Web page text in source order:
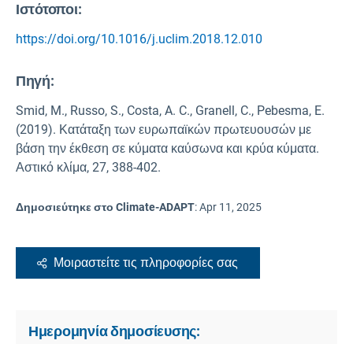
Ιστότοποι:
https://doi.org/10.1016/j.uclim.2018.12.010
Πηγή:
Smid, M., Russo, S., Costa, A. C., Granell, C., Pebesma, E.
(2019). Κατάταξη των ευρωπαϊκών πρωτευουσών με
βάση την έκθεση σε κύματα καύσωνα και κρύα κύματα.
Αστικό κλίμα, 27, 388-402.
Δημοσιεύτηκε στο Climate-ADAPT:Apr 11, 2025
Μοιραστείτε τις πληροφορίες σας
Ημερομηνία δημοσίευσης: